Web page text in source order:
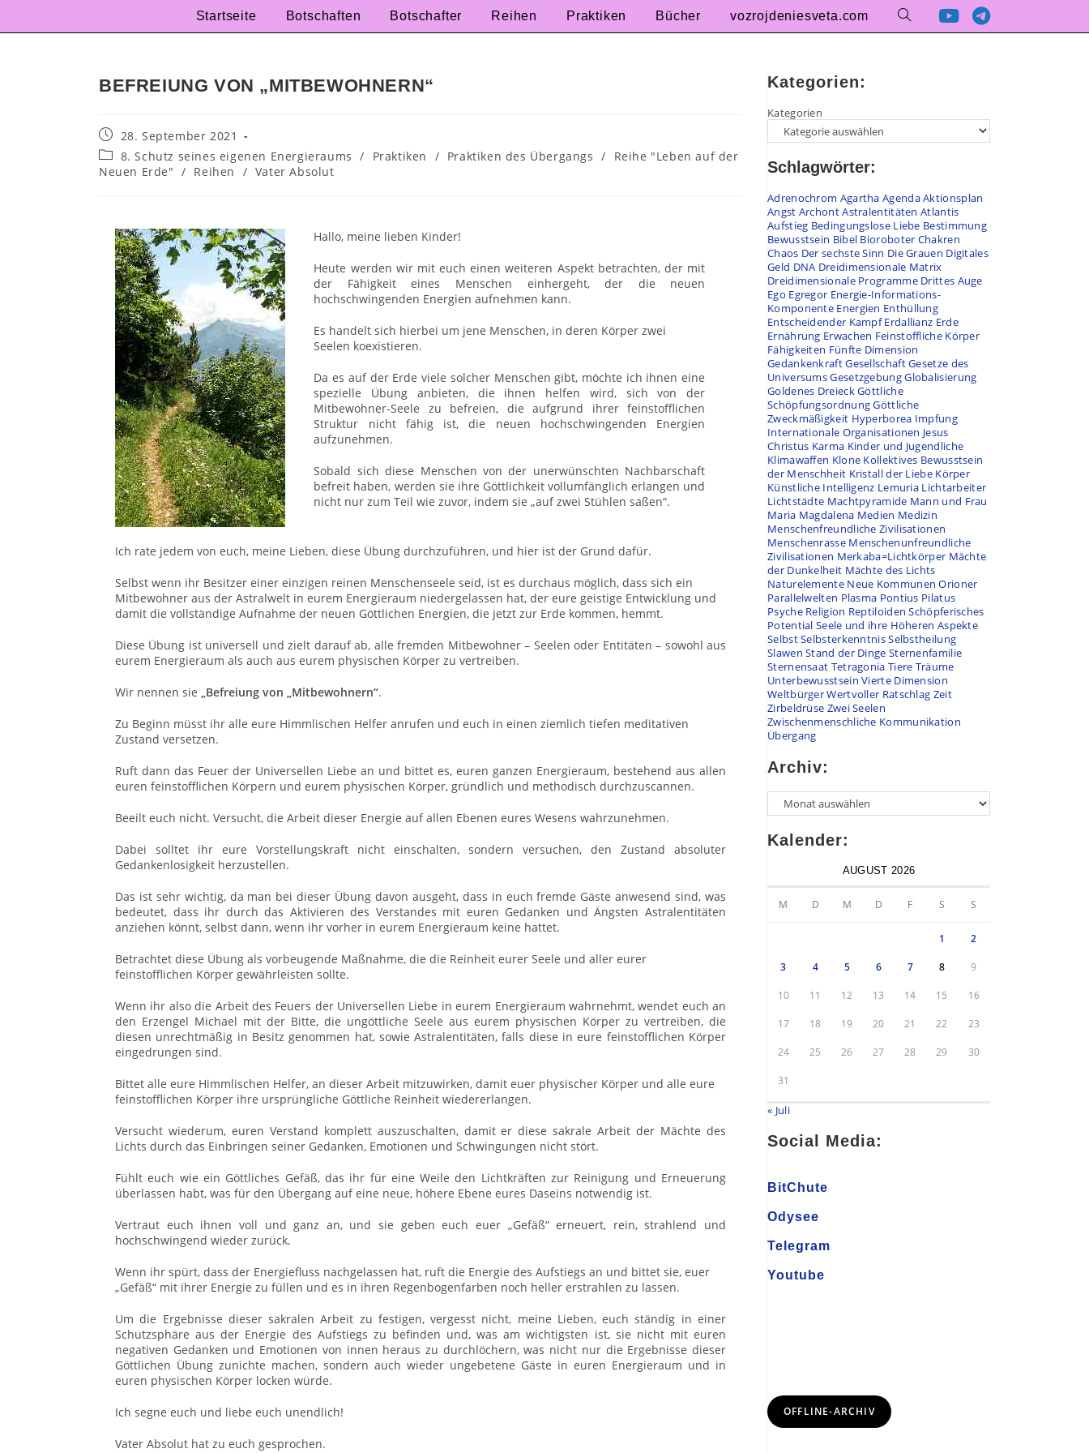
Startseite Botschaften Botschafter Reihen Praktiken Bücher vozrojdeniesveta.com
BEFREIUNG VON „MITBEWOHNERN“
28. September 2021
8. Schutz seines eigenen Energieraums
/ Praktiken / Praktiken des Übergangs /
Reihe "Leben auf der
Neuen Erde" / Reihen / Vater Absolut
Hallo, meine lieben Kinder!
Heute werden wir mit euch einen weiteren Aspekt betrachten, der mit
der Fähigkeit eines Menschen einhergeht, der die neuen
hochschwingenden Energien aufnehmen kann.
Es handelt sich hierbei um jene Menschen, in deren Körper zwei
Seelen koexistieren.
Da es auf der Erde viele solcher Menschen gibt, möchte ich ihnen eine
spezielle Übung anbieten, die ihnen helfen wird, sich von der
Mitbewohner-Seele zu befreien, die aufgrund ihrer feinstofflichen
Struktur nicht fähig ist, die neuen hochschwingenden Energien
aufzunehmen.
Sobald sich diese Menschen von der unerwünschten Nachbarschaft
befreit haben, werden sie ihre Göttlichkeit vollumfänglich erlangen und
nicht nur zum Teil wie zuvor, indem sie „auf zwei Stühlen saßen“.
Ich rate jedem von euch, meine Lieben, diese Übung durchzuführen, und hier ist der Grund dafür.
Selbst wenn ihr Besitzer einer einzigen reinen Menschenseele seid, ist es durchaus möglich, dass sich ein
Mitbewohner aus der Astralwelt in eurem Energieraum niedergelassen hat, der eure geistige Entwicklung und
damit die vollständige Aufnahme der neuen Göttlichen Energien, die jetzt zur Erde kommen, hemmt.
Diese Übung ist universell und zielt darauf ab, alle fremden Mitbewohner – Seelen oder Entitäten – sowohl aus
eurem Energieraum als auch aus eurem physischen Körper zu vertreiben.
Wir nennen sie „Befreiung von „Mitbewohnern“.
Zu Beginn müsst ihr alle eure Himmlischen Helfer anrufen und euch in einen ziemlich tiefen meditativen
Zustand versetzen.
Ruft dann das Feuer der Universellen Liebe an und bittet es, euren ganzen Energieraum, bestehend aus allen
euren feinstofflichen Körpern und eurem physischen Körper, gründlich und methodisch durchzuscannen.
Beeilt euch nicht. Versucht, die Arbeit dieser Energie auf allen Ebenen eures Wesens wahrzunehmen.
Dabei solltet ihr eure Vorstellungskraft nicht einschalten, sondern versuchen, den Zustand absoluter
Gedankenlosigkeit herzustellen.
Das ist sehr wichtig, da man bei dieser Übung davon ausgeht, dass in euch fremde Gäste anwesend sind, was
bedeutet, dass ihr durch das Aktivieren des Verstandes mit euren Gedanken und Ängsten Astralentitäten
anziehen könnt, selbst dann, wenn ihr vorher in eurem Energieraum keine hattet.
Betrachtet diese Übung als vorbeugende Maßnahme, die die Reinheit eurer Seele und aller eurer
feinstofflichen Körper gewährleisten sollte.
Wenn ihr also die Arbeit des Feuers der Universellen Liebe in eurem Energieraum wahrnehmt, wendet euch an
den Erzengel Michael mit der Bitte, die ungöttliche Seele aus eurem physischen Körper zu vertreiben, die
diesen unrechtmäßig in Besitz genommen hat, sowie Astralentitäten, falls diese in eure feinstofflichen Körper
eingedrungen sind.
Bittet alle eure Himmlischen Helfer, an dieser Arbeit mitzuwirken, damit euer physischer Körper und alle eure
feinstofflichen Körper ihre ursprüngliche Göttliche Reinheit wiedererlangen.
Versucht wiederum, euren Verstand komplett auszuschalten, damit er diese sakrale Arbeit der Mächte des
Lichts durch das Einbringen seiner Gedanken, Emotionen und Schwingungen nicht stört.
Fühlt euch wie ein Göttliches Gefäß, das ihr für eine Weile den Lichtkräften zur Reinigung und Erneuerung
überlassen habt, was für den Übergang auf eine neue, höhere Ebene eures Daseins notwendig ist.
Vertraut euch ihnen voll und ganz an, und sie geben euch euer „Gefäß“ erneuert, rein, strahlend und
hochschwingend wieder zurück.
Wenn ihr spürt, dass der Energiefluss nachgelassen hat, ruft die Energie des Aufstiegs an und bittet sie, euer
„Gefäß“ mit ihrer Energie zu füllen und es in ihren Regenbogenfarben noch heller erstrahlen zu lassen.
Um die Ergebnisse dieser sakralen Arbeit zu festigen, vergesst nicht, meine Lieben, euch ständig in einer
Schutzsphäre aus der Energie des Aufstiegs zu befinden und, was am wichtigsten ist, sie nicht mit euren
negativen Gedanken und Emotionen von innen heraus zu durchlöchern, was nicht nur die Ergebnisse dieser
Göttlichen Übung zunichte machen, sondern auch wieder ungebetene Gäste in euren Energieraum und in
euren physischen Körper locken würde.
Ich segne euch und liebe euch unendlich!
Vater Absolut hat zu euch gesprochen.
Kategorien:
Kategorien
Schlagwörter:
Adrenochrom Agartha AgendaAktionsplan
Angst ArchontAstralentitäten Atlantis
Aufstieg Bedingungslose Liebe Bestimmung
Bewusstsein Bibel Bioroboter Chakren
Chaos Der sechste Sinn Die Grauen Digitales
Geld DNA Dreidimensionale Matrix
Dreidimensionale Programme Drittes Auge
Ego Egregor Energie-Informations-
Komponente Energien Enthüllung
Entscheidender Kampf Erdallianz Erde
Ernährung Erwachen Feinstoffliche Körper
Fähigkeiten Fünfte Dimension
GedankenkraftGesellschaftGesetze des
UniversumsGesetzgebungGlobalisierung
Goldenes DreieckGöttliche
SchöpfungsordnungGöttliche
Zweckmäßigkeit Hyperborea Impfung
Internationale Organisationen Jesus
Christus Karma Kinder und Jugendliche
Klimawaffen Klone Kollektives Bewusstsein
der Menschheit Kristall der Liebe Körper
Künstliche Intelligenz Lemuria Lichtarbeiter
Lichtstädte Machtpyramide Mann und Frau
Maria Magdalena Medien Medizin
Menschenfreundliche Zivilisationen
Menschenrasse Menschenunfreundliche
Zivilisationen Merkaba=Lichtkörper Mächte
der Dunkelheit Mächte des Lichts
Naturelemente Neue Kommunen Orioner
Parallelwelten Plasma Pontius Pilatus
Psyche Religion Reptiloiden Schöpferisches
Potential Seele und ihre Höheren Aspekte
SelbstSelbsterkenntnisSelbstheilung
Slawen Stand der Dinge Sternenfamilie
Sternensaat Tetragonia Tiere Träume
Unterbewusstsein Vierte Dimension
WeltbürgerWertvoller Ratschlag Zeit
Zirbeldrüse Zwei Seelen
Zwischenmenschliche Kommunikation
Übergang
Archiv:
Kalender:
AUGUST 2026
M D M D F S S
1 2
3 4 5 6 7 8 9
10 11 12 13 14 15 16
17 18 19 20 21 22 23
24 25 26 27 28 29 30
31
« Juli
Social Media:
BitChute
Odysee
Telegram
Youtube
OFFLINE-ARCHIV